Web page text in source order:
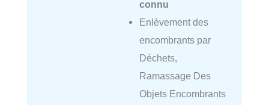
connu
Enlèvement des
encombrants par
Déchets,
Ramassage Des
Objets Encombrants